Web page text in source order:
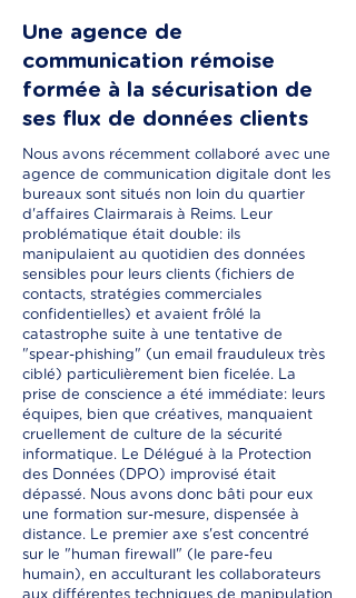
Une agence de
communication rémoise
formée à la sécurisation de
ses flux de données clients
Nous avons récemment collaboré avec une
agence de communication digitale dont les
bureaux sont situés non loin du quartier
d'affaires Clairmarais à Reims. Leur
problématique était double: ils
manipulaient au quotidien des données
sensibles pour leurs clients (fichiers de
contacts, stratégies commerciales
confidentielles) et avaient frôlé la
catastrophe suite à une tentative de
"spear-phishing" (un email frauduleux très
ciblé) particulièrement bien ficelée. La
prise de conscience a été immédiate: leurs
équipes, bien que créatives, manquaient
cruellement de culture de la sécurité
informatique. Le Délégué à la Protection
des Données (DPO) improvisé était
dépassé. Nous avons donc bâti pour eux
une formation sur-mesure, dispensée à
distance. Le premier axe s'est concentré
sur le "human firewall" (le pare-feu
humain), en acculturant les collaborateurs